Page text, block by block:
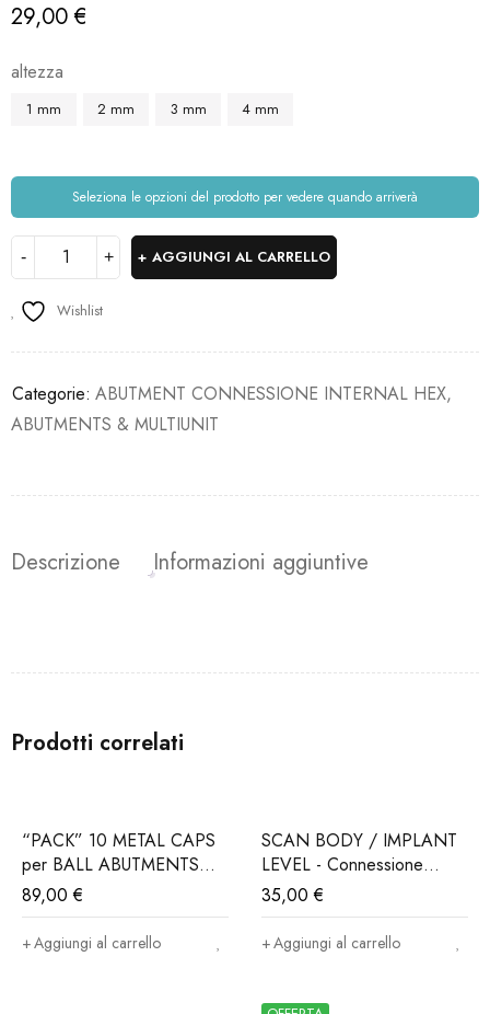
29,00€
altezza
1 mm 2 mm 3 mm 4 mm
Seleziona le opzioni del prodotto per vedere quando arriverà
AGGIUNGI AL CARRELLO
Wishlist
Categorie: ABUTMENT CONNESSIONE INTERNAL HEX,
ABUTMENTS & MULTIUNIT
Descrizione Informazioni aggiuntive
Prodotti correlati
“PACK” 10 METAL CAPS
per BALL ABUTMENTS
(Iva e trasporto incluso)
89,00€
Aggiungi al carrello
SCAN BODY / IMPLANT
LEVEL - Connessione
ALPHABIO®, MIS®,
NORIS®..(Iva e trasporto
incluso)
35,00€
Aggiungi al carrello